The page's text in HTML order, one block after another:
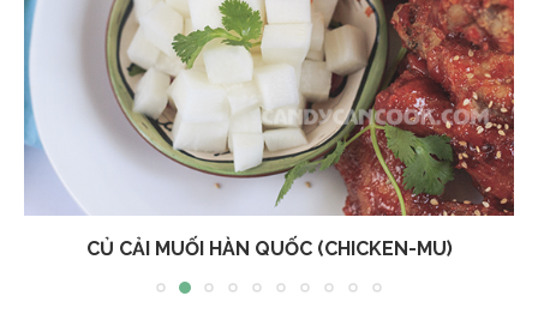
CỦ CẢI MUỐI HÀN QUỐC (CHICKEN-MU)